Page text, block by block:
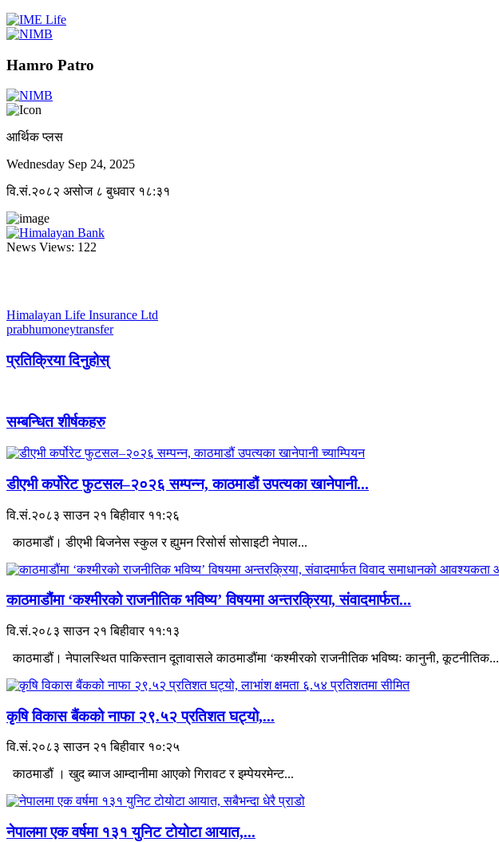
Hamro Patro
आर्थिक प्लस
Wednesday Sep 24, 2025
वि.सं.२०८२ असोज ८ बुधवार १८:३१
News Views: 122
Himalayan Life Insurance Ltd
prabhumoneytransfer
प्रतिक्रिया दिनुहोस्
सम्बन्धित शीर्षकहरु
डीएभी कर्पोरेट फुटसल–२०२६ सम्पन्न, काठमाडौं उपत्यका खानेपानी...
वि.सं.२०८३ साउन २१ बिहीवार ११:२६
काठमाडौं। डीएभी बिजनेस स्कुल र ह्युमन रिसोर्स सोसाइटी नेपाल...
काठमाडौंमा ‘कश्मीरको राजनीतिक भविष्य’ विषयमा अन्तरक्रिया, संवादमार्फत...
वि.सं.२०८३ साउन २१ बिहीवार ११:१३
काठमाडौं। नेपालस्थित पाकिस्तान दूतावासले काठमाडौंमा ‘कश्मीरको राजनीतिक भविष्यः कानुनी, कूटनीतिक...
कृषि विकास बैंकको नाफा २९.५२ प्रतिशत घट्यो,...
वि.सं.२०८३ साउन २१ बिहीवार १०:२५
काठमाडौं । खुद ब्याज आम्दानीमा आएको गिरावट र इम्पेयरमेन्ट...
नेपालमा एक वर्षमा १३१ युनिट टोयोटा आयात,...